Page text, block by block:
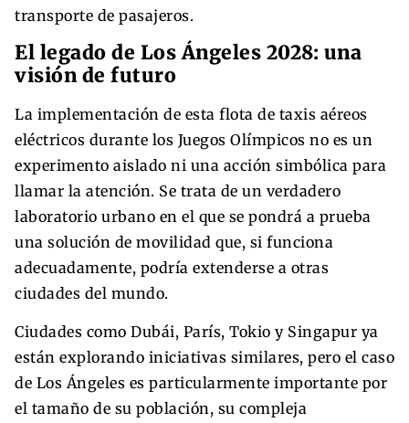
transporte de pasajeros.
El legado de Los Ángeles 2028: una
visión de futuro
La implementación de esta flota de taxis aéreos
eléctricos durante los Juegos Olímpicos no es un
experimento aislado ni una acción simbólica para
llamar la atención. Se trata de un verdadero
laboratorio urbano en el que se pondrá a prueba
una solución de movilidad que, si funciona
adecuadamente, podría extenderse a otras
ciudades del mundo.
Ciudades como Dubái, París, Tokio y Singapur ya
están explorando iniciativas similares, pero el caso
de Los Ángeles es particularmente importante por
el tamaño de su población, su compleja